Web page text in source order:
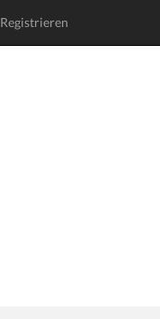
Registrieren